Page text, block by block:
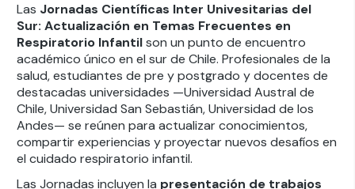
Las Jornadas Científicas Inter Univesitarias del
Sur: Actualización en Temas Frecuentes en
Respiratorio Infantilson un punto de encuentro
académico único en el sur de Chile. Profesionales de la
salud, estudiantes de pre y postgrado y docentes de
destacadas universidades —Universidad Austral de
Chile, Universidad San Sebastián, Universidad de los
Andes— se reúnen para actualizar conocimientos,
compartir experiencias y proyectar nuevos desafíos en
el cuidado respiratorio infantil.
Las Jornadas incluyen la presentación de trabajos